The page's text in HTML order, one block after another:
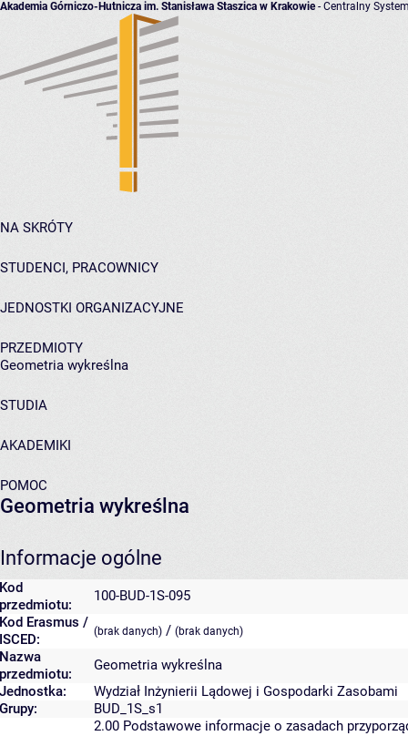
Akademia Górniczo-Hutnicza im. Stanisława Staszica w Krakowie- Centralny
NA SKRÓTY
STUDENCI, PRACOWNICY
JEDNOSTKI ORGANIZACYJNE
PRZEDMIOTY
Geometria wykreślna
STUDIA
AKADEMIKI
POMOC
Geometria wykreślna
Informacje ogólne
Kod
przedmiotu:
100-BUD-1S-095
Kod Erasmus /
ISCED:
(brak danych) / (brak danych)
Nazwa
przedmiotu:
Geometria wykreślna
Jednostka:
Wydział Inżynierii Lądowej i Gospodarki Zasobami
Grupy:
BUD_1S_s1
2.00 Podstawowe informacje o zasadach